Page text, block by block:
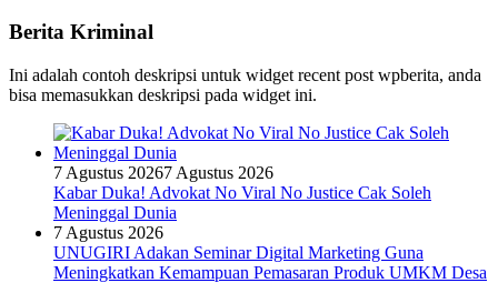
Berita Kriminal
Ini adalah contoh deskripsi untuk widget recent post wpberita, anda
bisa memasukkan deskripsi pada widget ini.
7 Agustus 20267 Agustus 2026
Kabar Duka! Advokat No Viral No Justice Cak Soleh
Meninggal Dunia
7 Agustus 2026
UNUGIRI Adakan Seminar Digital Marketing Guna
Meningkatkan Kemampuan Pemasaran Produk UMKM Desa